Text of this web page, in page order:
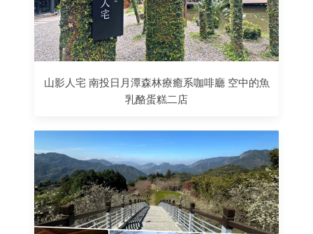
山影人宅 南投日月潭森林療癒系咖啡廳 空中的魚
乳酪蛋糕二店